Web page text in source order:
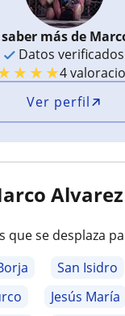
más de
Datos verificados
★★★4
Ver perfil
Alvarez
que se desplaza
San Isidro
Jesús María